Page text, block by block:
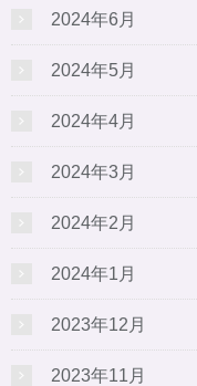
2024年6月
2024年5月
2024年4月
2024年3月
2024年2月
2024年1月
2023年12月
2023年11月